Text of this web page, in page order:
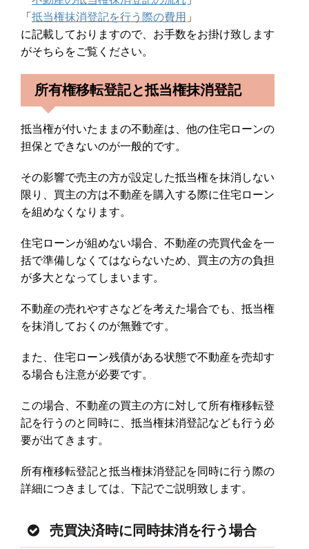
「 抵当権抹消登記を行う際の費用 」
に記載しておりますので、お手数をお掛け致します
がそちらをご覧ください。
所有権移転登記と抵当権抹消登記
抵当権が付いたままの不動産は、他の住宅ローンの
担保とできないのが一般的です。
その影響で売主の方が設定した抵当権を抹消しない
限り、買主の方は不動産を購入する際に住宅ローン
を組めなくなります。
住宅ローンが組めない場合、不動産の売買代金を一
括で準備しなくてはならないため、買主の方の負担
が多大となってしまいます。
不動産の売れやすさなどを考えた場合でも、抵当権
を抹消しておくのが無難です。
また、住宅ローン残債がある状態で不動産を売却す
る場合も注意が必要です。
この場合、不動産の買主の方に対して所有権移転登
記を行うのと同時に、抵当権抹消登記なども行う必
要が出てきます。
所有権移転登記と抵当権抹消登記を同時に行う際の
詳細につきましては、下記でご説明致します。
売買決済時に同時抹消を行う場合